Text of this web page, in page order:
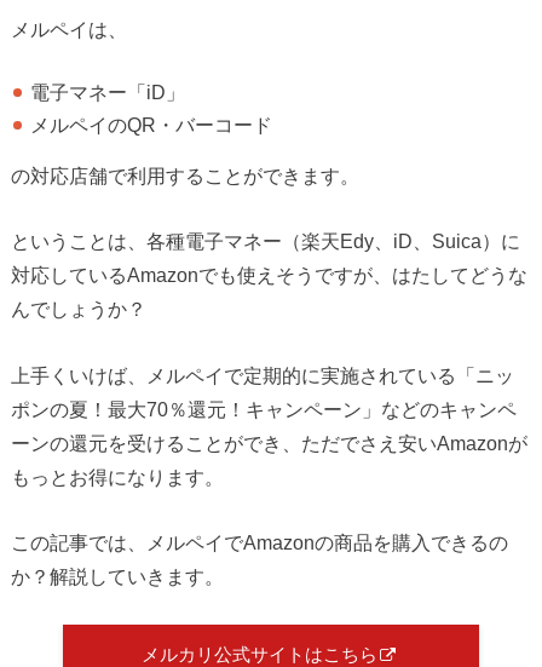
メルペイは、
電子マネー「iD」
メルペイのQR・バーコード
の対応店舗で利用することができます。
ということは、各種電子マネー（楽天Edy、iD、Suica）に
対応しているAmazonでも使えそうですが、はたしてどうな
んでしょうか？
上手くいけば、メルペイで定期的に実施されている「ニッ
ポンの夏！最大70％還元！キャンペーン」などのキャンペ
ーンの還元を受けることができ、ただでさえ安いAmazonが
もっとお得になります。
この記事では、メルペイでAmazonの商品を購入できるの
か？解説していきます。
メルカリ公式サイトはこちら